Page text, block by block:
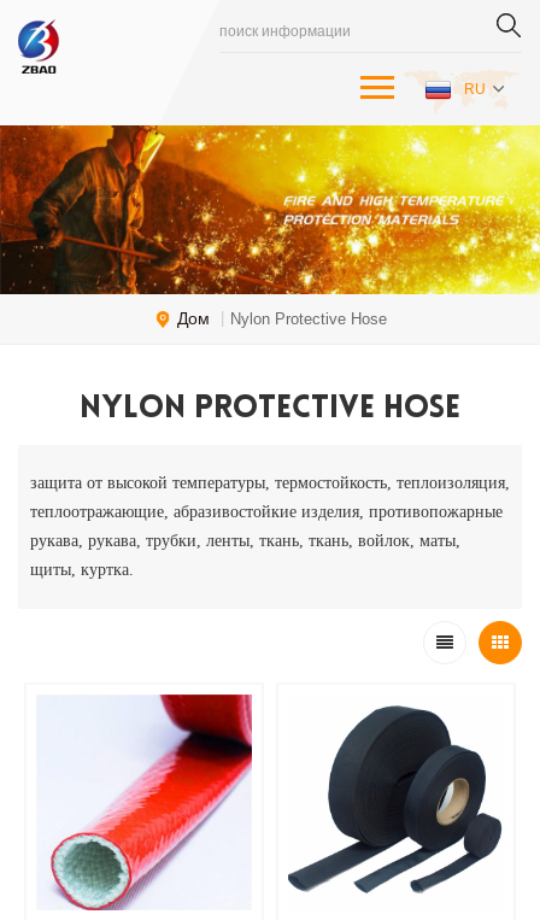
RU
Дом Nylon Protective Hose
Nylon Protective Hose
защита от высокой температуры, термостойкость, теплоизоляция,
теплоотражающие, абразивостойкие изделия, противопожарные
рукава, рукава, трубки, ленты, ткань, ткань, войлок, маты,
щиты, куртка.